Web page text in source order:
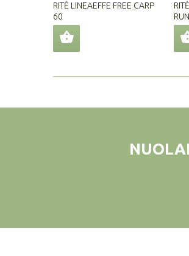
RITĖ LINEAEFFE FREE CARP
60